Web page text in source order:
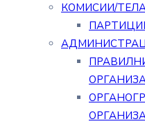
КОМИСИИ/